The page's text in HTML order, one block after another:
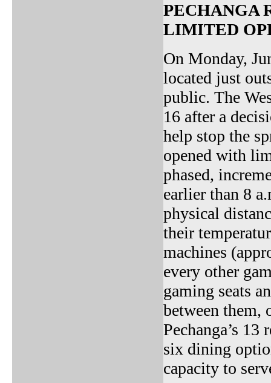
PECHANGA
LIMITED
On Monday,
located just
public. The
16 after a
help stop the
opened with
phased,
earlier than 8
physical
their
machines
every other
gaming seats
between them,
Pechanga’s
six dining
capacity to